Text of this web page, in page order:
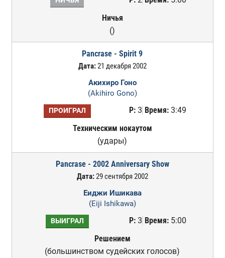
Ничья
()
Pancrase - Spirit 9
Дата:21 декабря 2002
Акихиро Гоно
(Akihiro Gono)
ПРОИГРАЛ Р:3 Время:3:49
Техническим нокаутом
(удары)
Pancrase - 2002 Anniversary Show
Дата:29 сентября 2002
Еиджи Ишикава
(Eiji Ishikawa)
ВЫИГРАЛ Р:3 Время:5:00
Решением
(большинством судейских голосов)